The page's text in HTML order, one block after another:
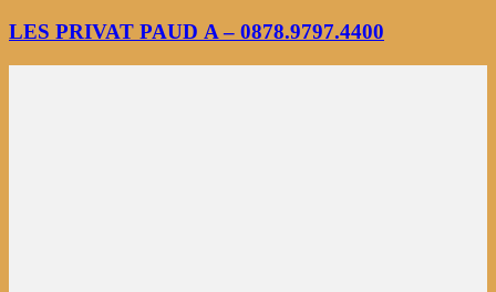
LES PRIVAT PAUD A – 0878.9797.4400